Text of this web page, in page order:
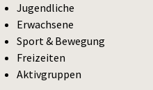
Jugendliche
Erwachsene
Sport & Bewegung
Freizeiten
Aktivgruppen